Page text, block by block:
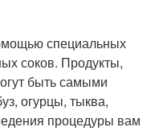
специальных
соков. Продукты,
быть самыми
огурцы, тыква,
процедуры вам